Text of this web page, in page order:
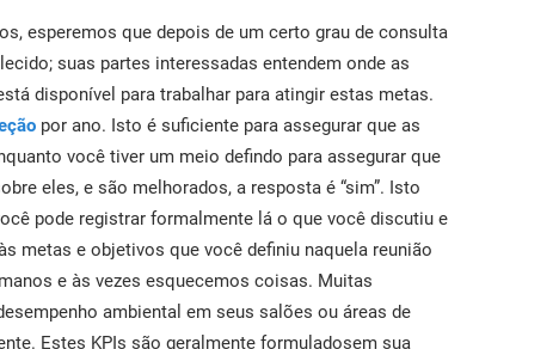
esperemos que depois de um certo grau de consulta
suas partes interessadas entendem onde as
disponível para trabalhar para atingir estas metas.
por ano. Isto é suficiente para assegurar que as
você tiver um meio defindo para assegurar que
eles, e são melhorados, a resposta é “sim”. Isto
pode registrar formalmente lá o que você discutiu e
metas e objetivos que você definiu naquela reunião
e às vezes esquecemos coisas. Muitas
ambiental em seus salões ou áreas de
Estes KPIs são geralmente formuladosem sua